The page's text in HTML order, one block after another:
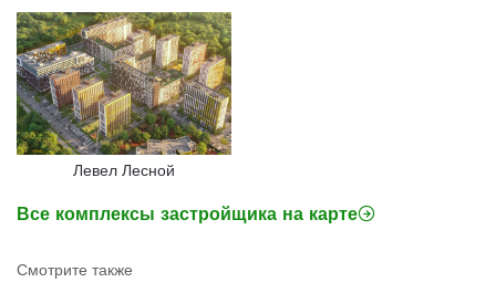
Левел Лесной
Все комплексы застройщика на карте
Смотрите также